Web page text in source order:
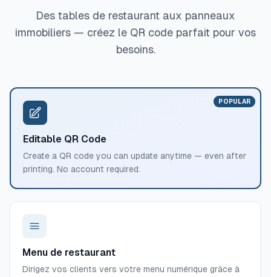
Des tables de restaurant aux panneaux
immobiliers — créez le QR code parfait pour vos
besoins.
POPULAR
Editable QR Code
Create a QR code you can update anytime — even after
printing. No account required.
Menu de restaurant
Dirigez vos clients vers votre menu numérique grâce à